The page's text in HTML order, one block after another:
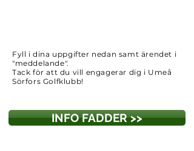
Fyll i dina uppgifter nedan samt ärendet i
"meddelande".
Tack för att du vill engagerar dig i Umeå
Sörfors Golfklubb!
INFO FADDER >>